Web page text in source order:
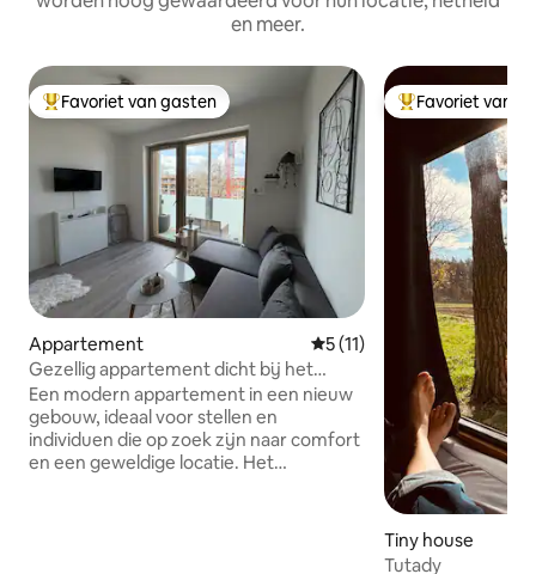
en meer.
Topfavoriet van gasten
Favoriet van gasten
Appartement Gemiddelde beoordeling
5 (11)
Gezellig appartement dicht bij het
centrum
Een modern appartement in een nieuw
gebouw, ideaal voor stellen en
individuen die op zoek zijn naar comfort
en een geweldige locatie. Het
Topfavoriet van
Favoriet van
Tiny house
Tutady